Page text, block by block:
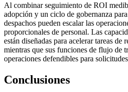
Al combinar seguimiento de ROI
adopción y un ciclo de gobernanza
despachos pueden escalar las
proporcionales de personal. Las
están diseñadas para acelerar tareas de
mientras que sus funciones de flujo de
operaciones defendibles para
Conclusiones